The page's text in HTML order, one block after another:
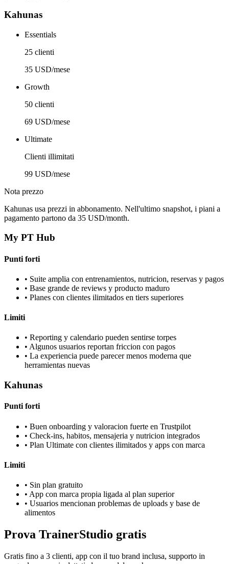
Kahunas
Essentials
25 clienti
35 USD/mese
Growth
50 clienti
69 USD/mese
Ultimate
Clienti illimitati
99 USD/mese
Nota prezzo
Kahunas usa prezzi in abbonamento. Nell'ultimo snapshot, i piani a
pagamento partono da 35 USD/month.
My PT Hub
Punti forti
• Suite amplia con entrenamientos, nutricion, reservas y pagos
• Base grande de reviews y producto maduro
• Planes con clientes ilimitados en tiers superiores
Limiti
• Reporting y calendario pueden sentirse torpes
• Algunos usuarios reportan friccion con pagos
• La experiencia puede parecer menos moderna que
herramientas nuevas
Kahunas
Punti forti
• Buen onboarding y valoracion fuerte en Trustpilot
• Check-ins, habitos, mensajeria y nutricion integrados
• Plan Ultimate con clientes ilimitados y apps con marca
Limiti
• Sin plan gratuito
• App con marca propia ligada al plan superior
• Usuarios mencionan problemas de uploads y base de
alimentos
Prova TrainerStudio gratis
Gratis fino a 3 clienti, app con il tuo brand inclusa, supporto in